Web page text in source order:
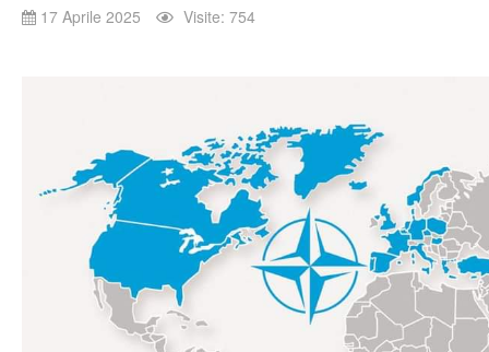
17 Aprile 2025 Visite: 754